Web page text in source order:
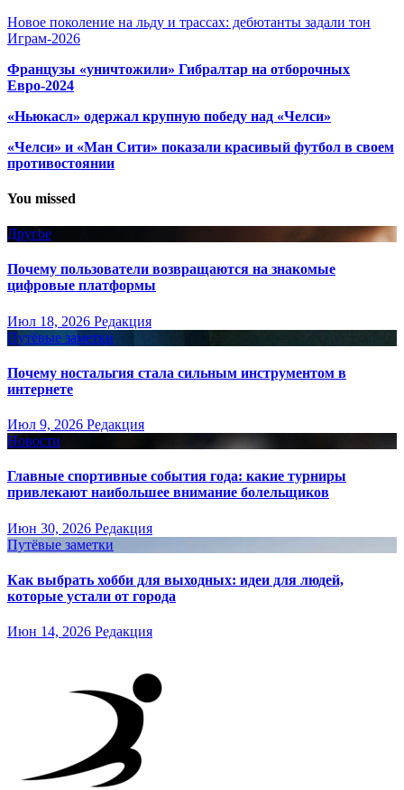
Новое поколение на льду и трассах: дебютанты задали тон
Играм-2026
Французы «уничтожили» Гибралтар на отборочных
Евро-2024
«Ньюкасл» одержал крупную победу над «Челси»
«Челси» и «Ман Сити» показали красивый футбол в своем
противостоянии
You missed
Другое
Почему пользователи возвращаются на знакомые
цифровые платформы
Июл 18, 2026 Редакция
Путёвые заметки
Почему ностальгия стала сильным инструментом в
интернете
Июл 9, 2026 Редакция
Новости
Главные спортивные события года: какие турниры
привлекают наибольшее внимание болельщиков
Июн 30, 2026 Редакция
Путёвые заметки
Как выбрать хобби для выходных: идеи для людей,
которые устали от города
Июн 14, 2026 Редакция